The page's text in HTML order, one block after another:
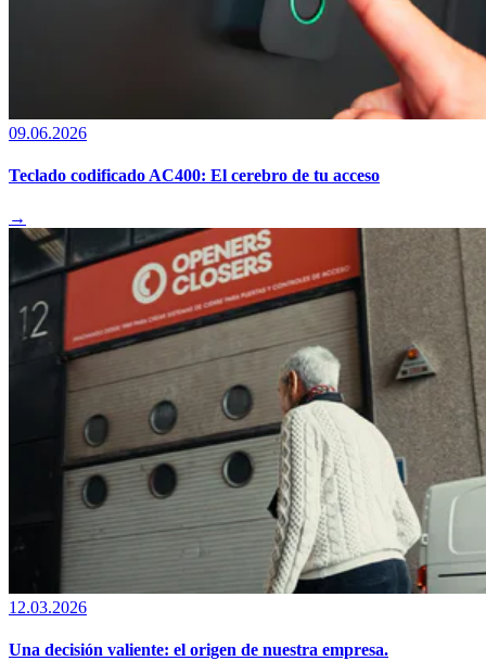
09.06.2026
Teclado codificado AC400: El cerebro de tu acceso
→
12.03.2026
Una decisión valiente: el origen de nuestra empresa.